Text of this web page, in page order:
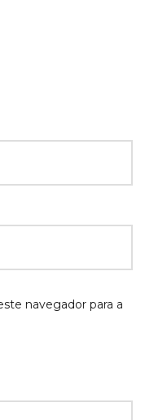
navegador para a